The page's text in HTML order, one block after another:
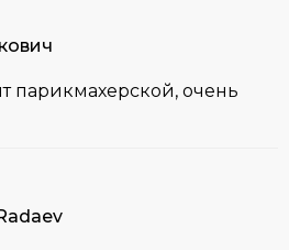
парикмахерской, очень